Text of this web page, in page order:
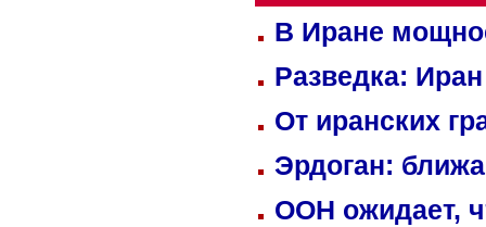
В Иране
Разведка:
От иранских
Эрдоган:
ООН ожидает,